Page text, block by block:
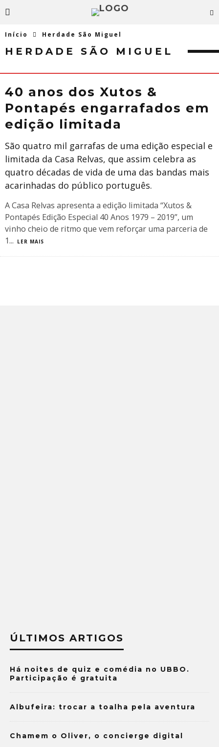
Início Herdade São Miguel
HERDADE SÃO MIGUEL
40 anos dos Xutos &
Pontapés engarrafados em
edição limitada
São quatro mil garrafas de uma edição especial e
limitada da Casa Relvas, que assim celebra as
quatro décadas de vida de uma das bandas mais
acarinhadas do público português.
A Casa Relvas apresenta a edição limitada “Xutos &
Pontapés Edição Especial 40 Anos 1979 – 2019”, um
vinho cheio de ritmo que vem reforçar uma parceria de
1... LER MAIS
ÚLTIMOS ARTIGOS
Há noites de quiz e comédia no UBBO.
Participação é gratuita
Albufeira: trocar a toalha pela aventura
Chamem o Oliver, o concierge digital